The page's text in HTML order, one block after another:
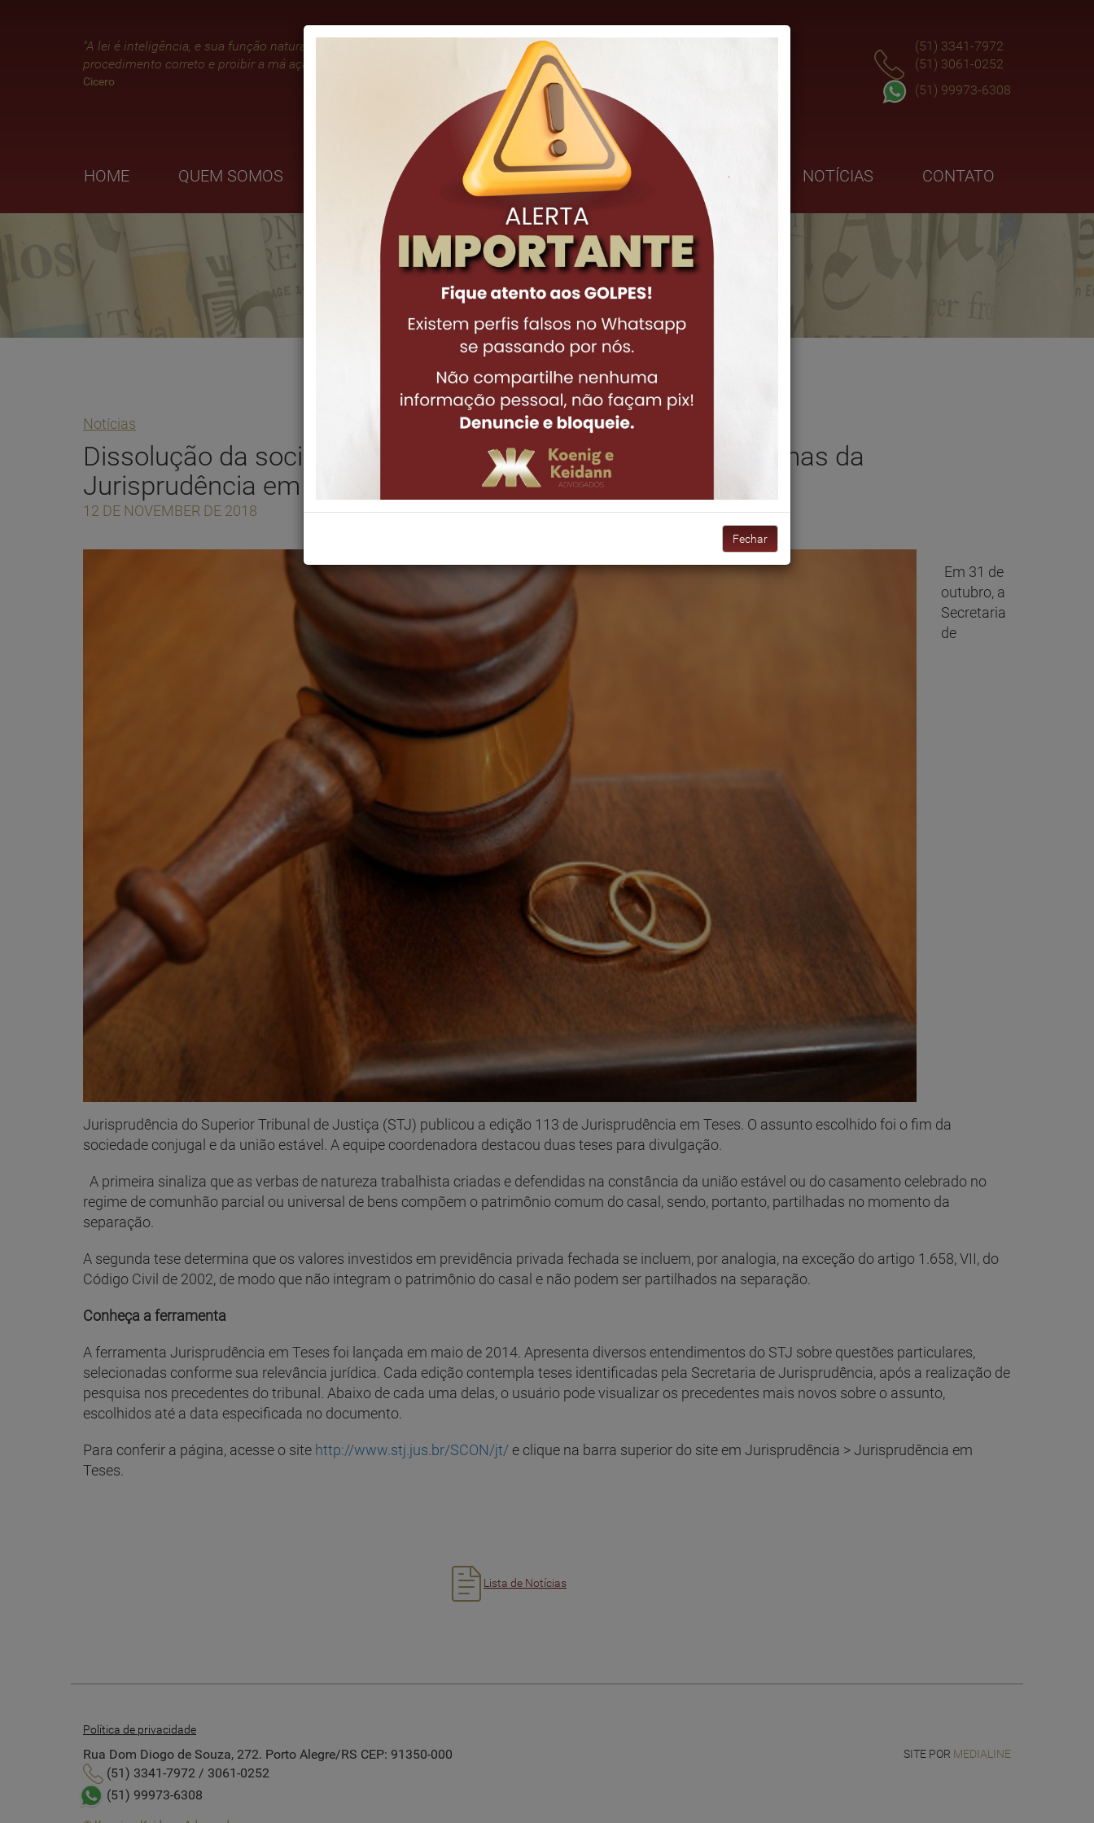
"A lei é inteligência, e sua função natural é impor o
procedimento correto e proibir a má ação."
Cicero
(51) 3341-7972
(51) 3061-0252
(51) 99973-6308
HOME QUEM SOMOS ÁREAS DE ATUAÇÃO ADVOGADOS ARTIGOS NOTÍCIAS CONTATO
Notícias
Dissolução da sociedade conjugal e da união estável são temas da
Jurisprudência em Teses
12 DE NOVEMBER DE 2018
Em 31 de
outubro, a
Secretaria
de
Jurisprudência do Superior Tribunal de Justiça (STJ) publicou a edição 113 de Jurisprudência em Teses. O assunto escolhido foi o fim da
sociedade conjugal e da união estável. A equipe coordenadora destacou duas teses para divulgação.
A primeira sinaliza que as verbas de natureza trabalhista criadas e defendidas na constância da união estável ou do casamento celebrado no
regime de comunhão parcial ou universal de bens compõem o patrimônio comum do casal, sendo, portanto, partilhadas no momento da
separação.
A segunda tese determina que os valores investidos em previdência privada fechada se incluem, por analogia, na exceção do artigo 1.658, VII, do
Código Civil de 2002, de modo que não integram o patrimônio do casal e não podem ser partilhados na separação.
Conheça a ferramenta
A ferramenta Jurisprudência em Teses foi lançada em maio de 2014. Apresenta diversos entendimentos do STJ sobre questões particulares,
selecionadas conforme sua relevância jurídica. Cada edição contempla teses identificadas pela Secretaria de Jurisprudência, após a realização de
pesquisa nos precedentes do tribunal. Abaixo de cada uma delas, o usuário pode visualizar os precedentes mais novos sobre o assunto,
escolhidos até a data especificada no documento.
Para conferir a página, acesse o site http://www.stj.jus.br/SCON/jt/ e clique na barra superior do site em Jurisprudência > Jurisprudência em
Teses.
Lista de Notícias
Política de privacidade
Rua Dom Diogo de Souza, 272. Porto Alegre/RS CEP: 91350-000
(51) 3341-7972 / 3061-0252
(51) 99973-6308
SITE POR MEDIALINE
Fechar